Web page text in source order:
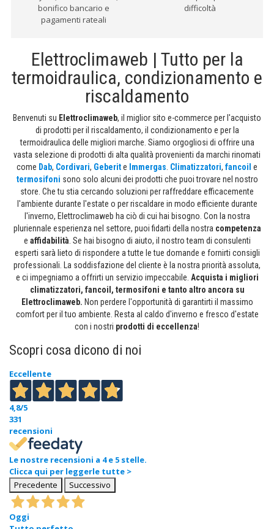
bonifico bancario e
pagamenti rateali
difficoltà
Elettroclimaweb | Tutto per la
termoidraulica, condizionamento e
riscaldamento
Benvenuti su Elettroclimaweb, il miglior sito e-commerce per l'acquisto
di prodotti per il riscaldamento, il condizionamento e per la
termoidraulica delle migliori marche. Siamo orgogliosi di offrire una
vasta selezione di prodotti di alta qualità provenienti da marchi rinomati
come Dab, Cordivari, Geberite Immergas. Climatizzatori, fancoil e
termosifoni sono solo alcuni dei prodotti che puoi trovare nel nostro
store. Che tu stia cercando soluzioni per raffreddare efficacemente
l'ambiente durante l'estate o per riscaldare in modo efficiente durante
l'inverno, Elettroclimaweb ha ciò di cui hai bisogno. Con la nostra
pluriennale esperienza nel settore, puoi fidarti della nostra competenza
e affidabilità. Se hai bisogno di aiuto, il nostro team di consulenti
esperti sarà lieto di rispondere a tutte le tue domande e fornirti consigli
professionali. La soddisfazione del cliente è la nostra priorità assoluta,
e ci impegniamo a offrirti un servizio impeccabile. Acquista i migliori
climatizzatori, fancoil, termosifoni e tanto altro ancora su
Elettroclimaweb. Non perdere l'opportunità di garantirti il massimo
comfort per il tuo ambiente. Resta al caldo d'inverno e fresco d'estate
con i nostri prodotti di eccellenza!
Scopri cosa dicono di noi
Eccellente
4,8/5
331
recensioni
Le nostre recensioni a 4 e 5 stelle.
Clicca qui per leggerle tutte >
Precedente
Successivo
Oggi